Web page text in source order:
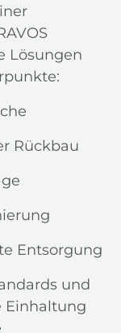
Lösungen
Rückbau
Entsorgung
und
Einhaltung